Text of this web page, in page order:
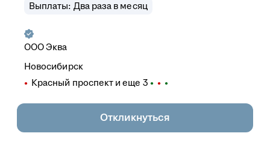
Выплаты: Два раза в месяц
ОООЭква
Новосибирск
Красный проспект и еще 3
Откликнуться